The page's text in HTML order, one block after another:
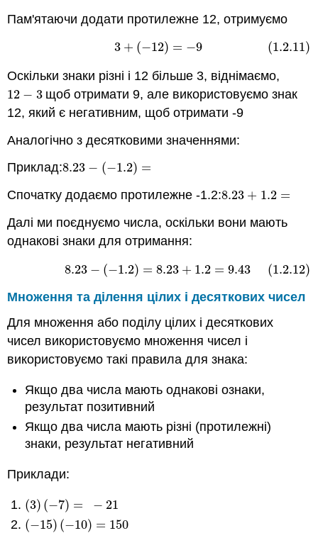
Пам'ятаючи додати протилежне 12, отримуємо
3 + (−12) = −9 (1.2.11)
(1.2.11)3+(−12)=−
Оскільки знаки різні і 12 більше 3, віднімаємо,
12 − 3
12 −3 щоб отримати 9, але використовуємо знак
12, який є негативним, щоб отримати -9
Аналогічно з десятковими значеннями:
Приклад:8.23 − (−1.2) =
8.23 −( −1.2)=
Спочатку додаємо протилежне -1.2:8.23 + 1.2 =
8.23 +1.2=
Далі ми поєднуємо числа, оскільки вони мають
однакові знаки для отримання:
8.23 − (−1.2) = 8.23 + 1.2 = 9.43 (1.2.12)
(1.2.12) 8.23−( −1.2)=8.23+1.2 =9.43
Множення та ділення цілих і десяткових чисел
Для множення або поділу цілих і десяткових
чисел використовуємо множення чисел і
використовуємо такі правила для знака:
Якщо два числа мають однакові ознаки,
результат позитивний
Якщо два числа мають різні (протилежні)
знаки, результат негативний
Приклади:
(3) (−7) = − 21
(3) (−7)= − 21
(−15) (−10) = 150
(−15)( −10)= 150